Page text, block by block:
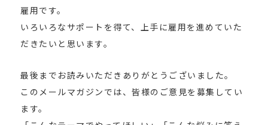
雇用です。
いろいろなサポートを得て、上手に雇用を進めていた
だきたいと思います。
最後までお読みいただきありがとうございました。
このメールマガジンでは、皆様のご意見を募集してい
ます。